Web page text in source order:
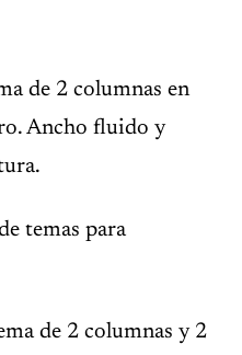
de 2 columnas en
Ancho fluido y
temas para
de 2 columnas y 2